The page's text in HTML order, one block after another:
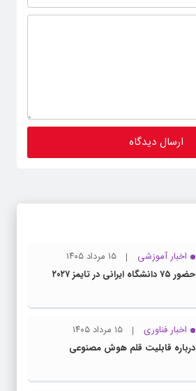
اخبار آموزشی
۱۵ مرداد ۱۴۰۵
حضور ۷۵ دانشگاه ایرانی در تایمز ۲۰۲۷
اخبار فناوری
۱۵ مرداد ۱۴۰۵
درباره قابلیت قلم هوش مصنوعی